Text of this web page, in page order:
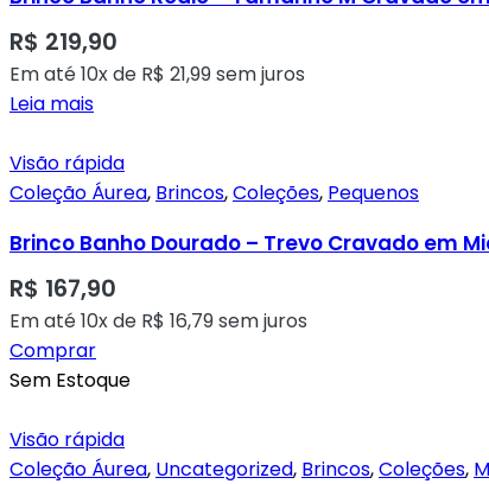
R$ 219,90
Em até 10x de R$ 21,99sem juros
Leia mais
Visão rápida
Coleção Áurea, Brincos,Coleções, Pequenos
Brinco Banho Dourado – Trevo Cravado em
R$ 167,90
Em até 10x de R$ 16,79sem juros
Comprar
Sem Estoque
Visão rápida
Coleção Áurea, Uncategorized, Brincos,Coleções,